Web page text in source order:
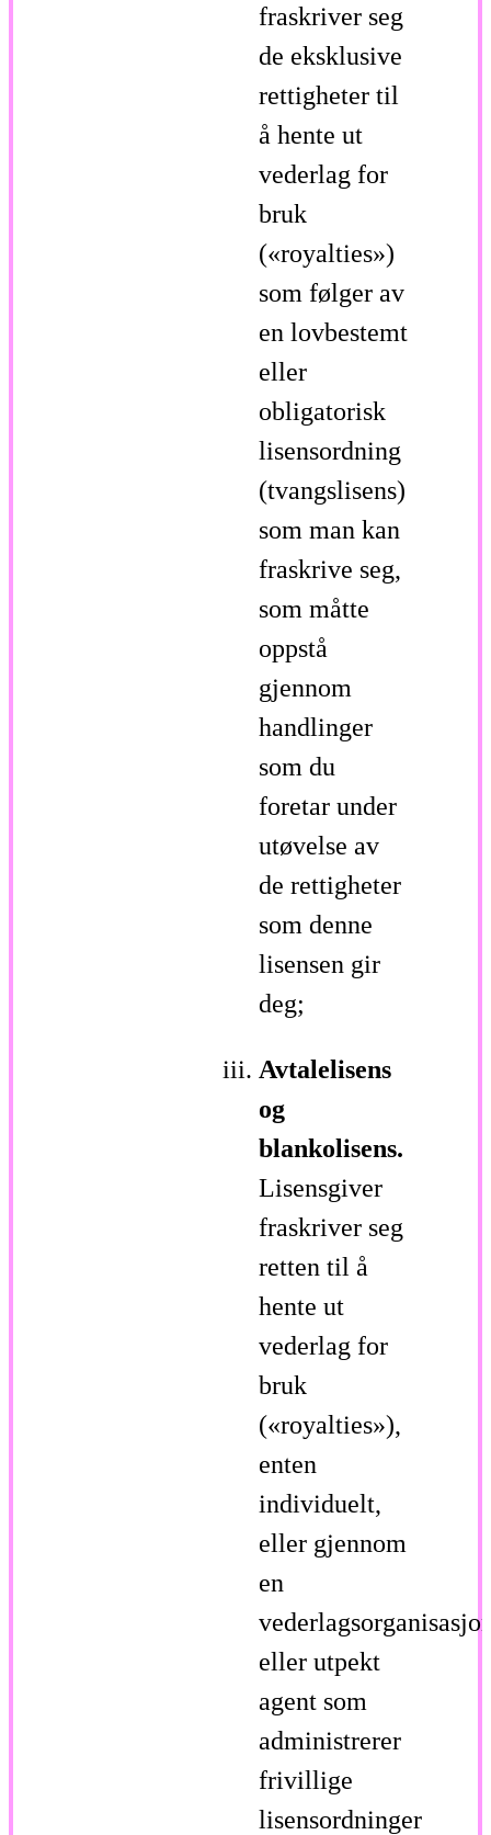
fraskriver seg
de eksklusive
rettigheter til
å hente ut
vederlag for
bruk
(«royalties»)
som følger av
en lovbestemt
eller
obligatorisk
lisensordning
(tvangslisens)
som man kan
fraskrive seg,
som måtte
oppstå
gjennom
handlinger
som du
foretar under
utøvelse av
de rettigheter
som denne
lisensen gir
deg;
Avtalelisens
og
blankolisens.
Lisensgiver
fraskriver seg
retten til å
hente ut
vederlag for
bruk
(«royalties»),
enten
individuelt,
eller gjennom
en
eller utpekt
agent som
administrerer
frivillige
lisensordninger